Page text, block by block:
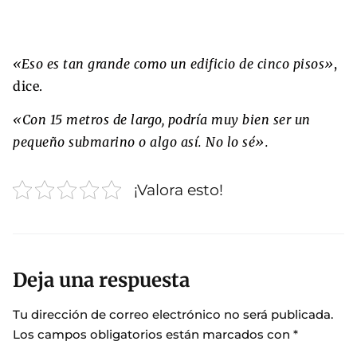
«Eso es tan grande como un edificio de cinco pisos»,
dice.
«Con 15 metros de largo, podría muy bien ser un
pequeño submarino o algo así. No lo sé».
¡Valora esto!
Deja una respuesta
Tu dirección de correo electrónico no será publicada.
Los campos obligatorios están marcados con *